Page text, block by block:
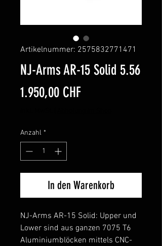
Artikelnummer: 2575832771471
NJ-Arms AR-15 Solid 5.56
1.950,00 CHF
Anzahl *
In den Warenkorb
NJ-Arms AR-15 Solid: Upper und
Lower sind aus ganzen 7075 T6
Aluminiumblöcken mittels CNC-